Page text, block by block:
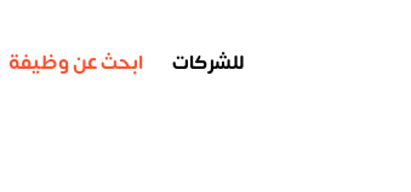
للشركات ابحث عن وظيفة